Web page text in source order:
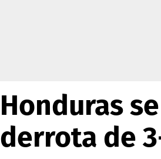
Honduras
derrota de